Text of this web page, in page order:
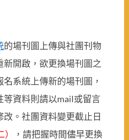
的場刊圖上傳與社團刊物
新開啟，欲更換場刊圖之
系統上傳新的場刊圖，
等資料則請以mail或留言
。社團資料變更截止日
，請把握時間儘早更換